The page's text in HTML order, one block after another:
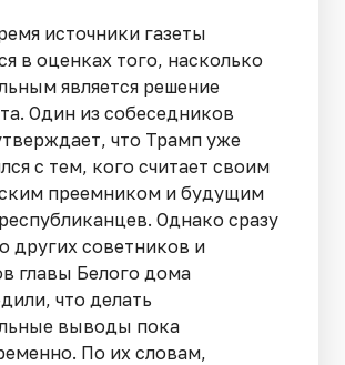
источники газеты
в оценках того, насколько
является решение
Один из собеседников
что Трамп уже
с тем, кого считает своим
преемником и будущим
Однако сразу
других советников и
главы Белого дома
что делать
выводы пока
По их словам,